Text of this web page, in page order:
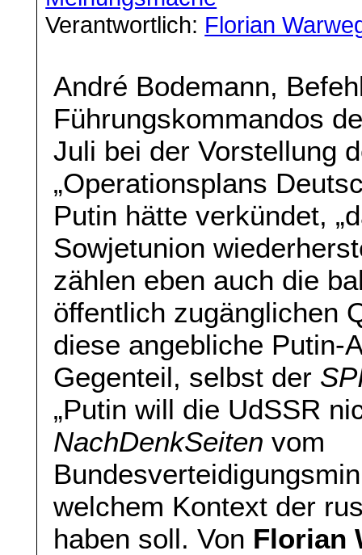
Verantwortlich: Florian
André Bodemann,
Führungskommandos
Juli bei der Vorstellung
„Operationsplans
Putin hätte verkündet,
Sowjetunion
zählen eben auch die
öffentlich zugänglichen
diese angebliche Putin-
Gegenteil, selbst der
„Putin will die UdSSR
NachDenkSeiten vom
welchem Kontext der
haben soll. Von Florian